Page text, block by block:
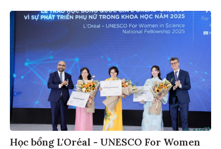
Học bổng L'Oréal - UNESCO For Women